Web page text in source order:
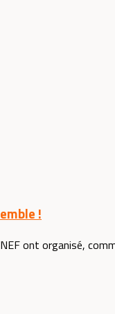
!
ont organisé,